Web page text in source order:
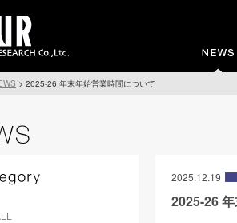
> 2025-26 年末年始営業時間について
2025.12.19
2025-26